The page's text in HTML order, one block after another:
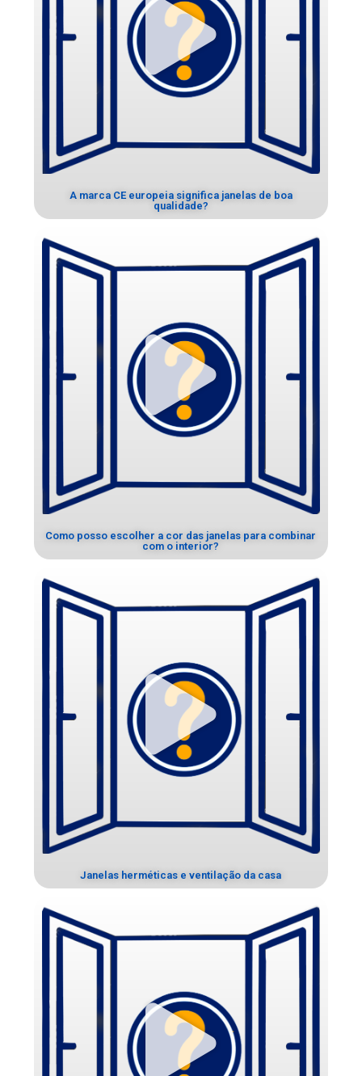
A marca CE europeia significa janelas de boa
qualidade?
Como posso escolher a cor das janelas para combinar
com o interior?
Janelas herméticas e ventilação da casa